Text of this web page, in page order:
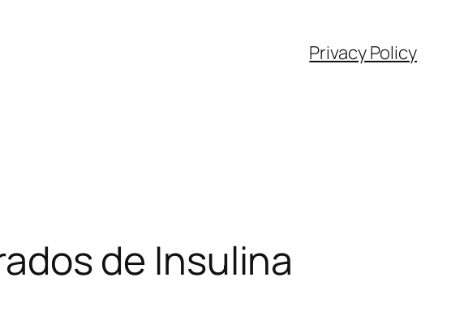
Privacy Policy
de Insulina